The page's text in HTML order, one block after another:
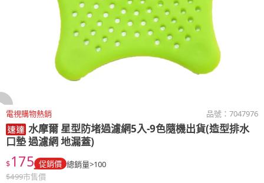
電視購物熱銷 品號： 7047976
水摩爾 星型防堵過濾網5入-9色隨機出貨(造型排水
口墊 過濾網 地漏蓋)
$175 促銷價 總銷量>100
$499市售價